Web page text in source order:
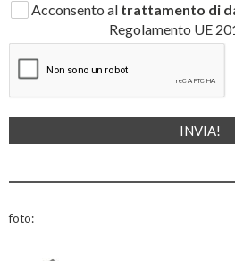
Acconsento al trattamento di
Regolamento UE
foto: